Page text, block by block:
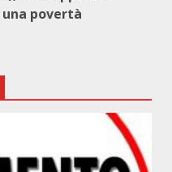
povertà